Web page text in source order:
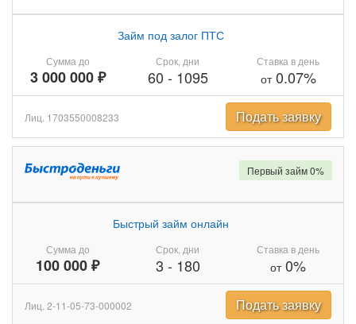
Сумма до
3 000 000 ₽
Займ под залог ПТС
Срок, дни
60 - 1095
Ставка в день
от0.07%
Лиц. 1703550008233 Подать заявку
Сумма до
100 000 ₽
Быстрый займ онлайн
Срок, дни
3 - 180
Ставка в день
от0%
Первый займ 0%
Лиц. 2-11-05-73-000002 Подать заявку